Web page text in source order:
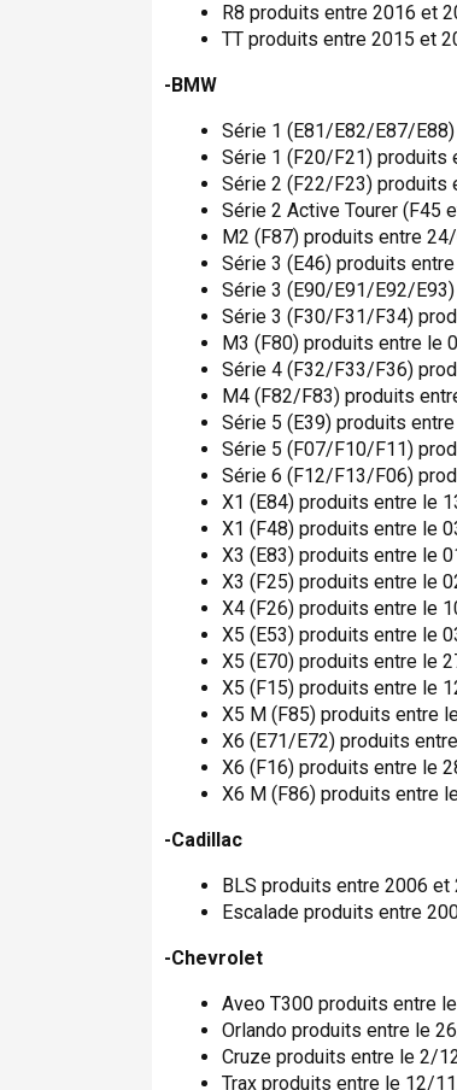
R8 produits entre 2016 et
TT produits entre 2015 et
-BMW
Série 1 (E81/E82/E87/
Série 1 (F20/F21)
Série 2 (F22/F23)
Série 2 Active Tourer
M2 (F87) produits entre
Série 3 (E46) produits
Série 3 (E90/E91/E92/
Série 3 (F30/F31/F34)
M3 (F80) produits entre
Série 4 (F32/F33/F36)
M4 (F82/F83) produits
Série 5 (E39) produits
Série 5 (F07/F10/F11)
Série 6 (F12/F13/F06)
X1 (E84) produits entre le
X1 (F48) produits entre le
X3 (E83) produits entre le
X3 (F25) produits entre le
X4 (F26) produits entre le
X5 (E53) produits entre le
X5 (E70) produits entre le
X5 (F15) produits entre le
X5 M (F85) produits entre
X6 (E71/E72) produits
X6 (F16) produits entre le
X6 M (F86) produits entre
-Cadillac
BLS produits entre 2006 et
Escalade produits entre
-Chevrolet
Aveo T300 produits entre
Orlando produits entre le
Cruze produits entre le 2/
Trax produits entre le 12/